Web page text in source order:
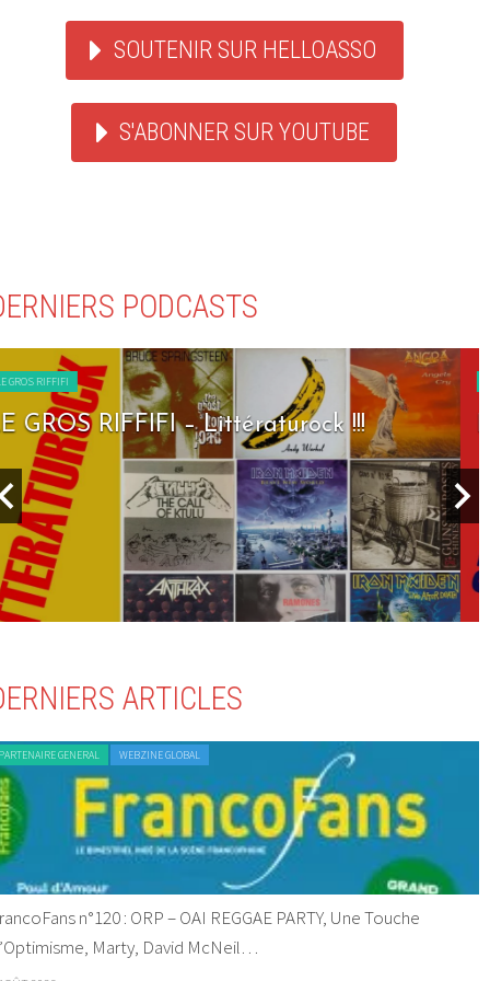
SOUTENIR SUR HELLOASSO
S'ABONNER SUR YOUTUBE
PODCASTS
LE GROS RIFFIFI
LE GROS RIFFIFI – Seven Days To Rock !!!
ARTICLES
GENERAL WEBZINE GLOBAL
n°120 : ORP – OAI REGGAE PARTY, Une Touche
Marty, David McNeil…